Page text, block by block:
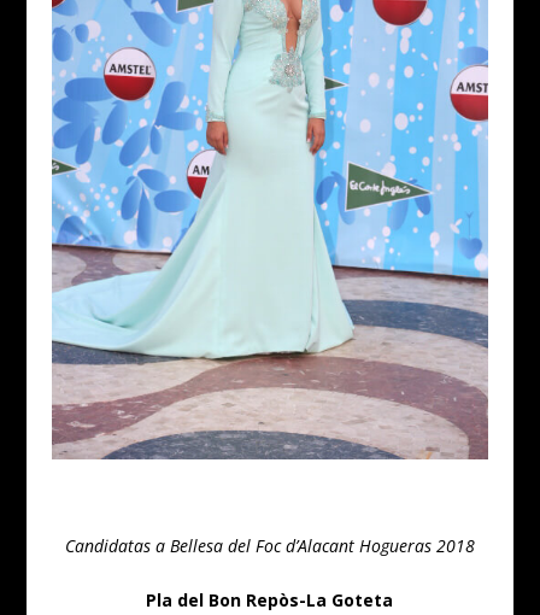
Candidatas a Bellesa del Foc d’Alacant Hogueras 2018
Pla del Bon Repòs-La Goteta